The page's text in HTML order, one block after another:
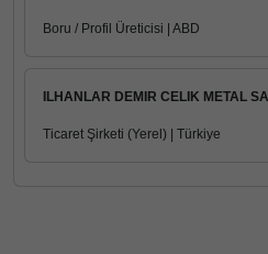
Boru / Profil Üreticisi | ABD
ILHANLAR DEMIR CELIK METAL
Ticaret Şirketi (Yerel) | Türkiye